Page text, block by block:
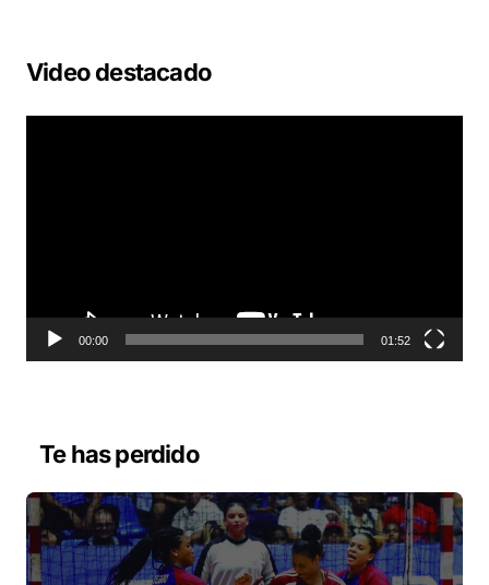
Video destacado
t
r
d
e
o
00:00 01:52
Te has perdido